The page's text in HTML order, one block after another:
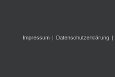
Impressum Datenschutzerklärung